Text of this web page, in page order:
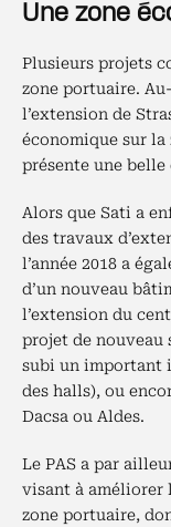
Une zone
Plusieurs projets
zone portuaire.
l’extension de
économique sur la
présente une belle
Alors que Sati a
des travaux
l’année 2018 a
d’un nouveau
l’extension du
projet de nouveau
subi un important
des halls), ou
Dacsa ou Aldes.
Le PAS a par
visant à améliorer
zone portuaire,